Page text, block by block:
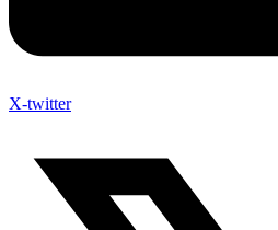
X-twitter